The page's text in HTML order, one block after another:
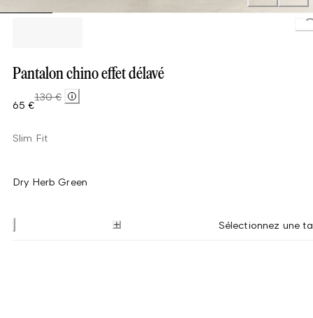
Pantalon chino effet délavé
65 €
130 €
Slim Fit
Dry Herb Green
Sélectionnez une